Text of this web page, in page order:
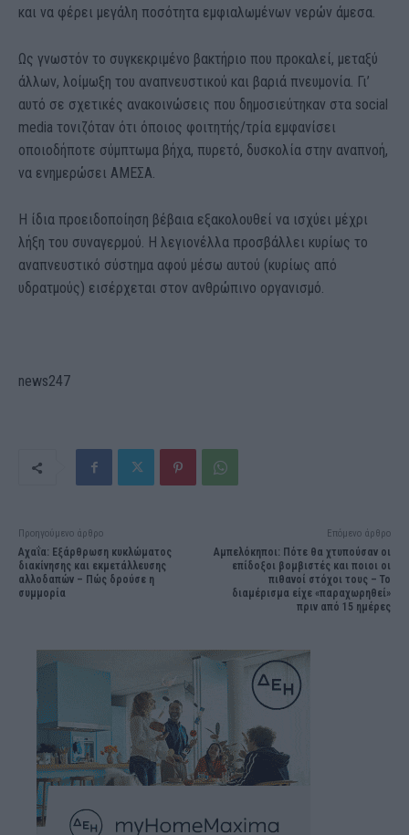
και να φέρει μεγάλη ποσότητα εμφιαλωμένων νερών άμεσα.
Ως γνωστόν το συγκεκριμένο βακτήριο που προκαλεί, μεταξύ
άλλων, λοίμωξη του αναπνευστικού και βαριά πνευμονία. Γι’
αυτό σε σχετικές ανακοινώσεις που δημοσιεύτηκαν στα social
media τονιζόταν ότι όποιος φοιτητής/τρία εμφανίσει
οποιοδήποτε σύμπτωμα βήχα, πυρετό, δυσκολία στην αναπνοή,
να ενημερώσει ΑΜΕΣΑ.
Η ίδια προειδοποίηση βέβαια εξακολουθεί να ισχύει μέχρι
λήξη του συναγερμού. Η λεγιονέλλα προσβάλλει κυρίως το
αναπνευστικό σύστημα αφού μέσω αυτού (κυρίως από
υδρατμούς) εισέρχεται στον ανθρώπινο οργανισμό.
news247
Προηγούμενο άρθρο
Αχαΐα: Εξάρθρωση κυκλώματος
διακίνησης και εκμετάλλευσης
αλλοδαπών – Πώς δρούσε η
συμμορία
Επόμενο άρθρο
Αμπελόκηποι: Πότε θα χτυπούσαν οι
επίδοξοι βομβιστές και ποιοι οι
πιθανοί στόχοι τους – Το
διαμέρισμα είχε «παραχωρηθεί»
πριν από 15 ημέρες